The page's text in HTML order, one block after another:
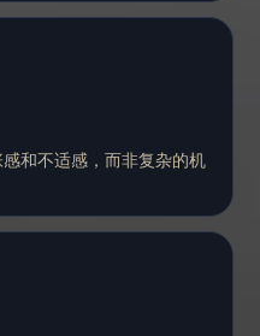
和不适感，而非复杂的机